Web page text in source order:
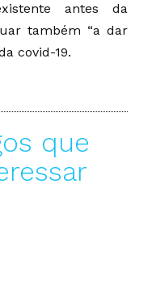
antes da
também “a dar
covid-19.
que